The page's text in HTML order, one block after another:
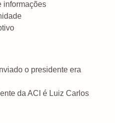
informações
o presidente era
da ACI é Luiz Carlos